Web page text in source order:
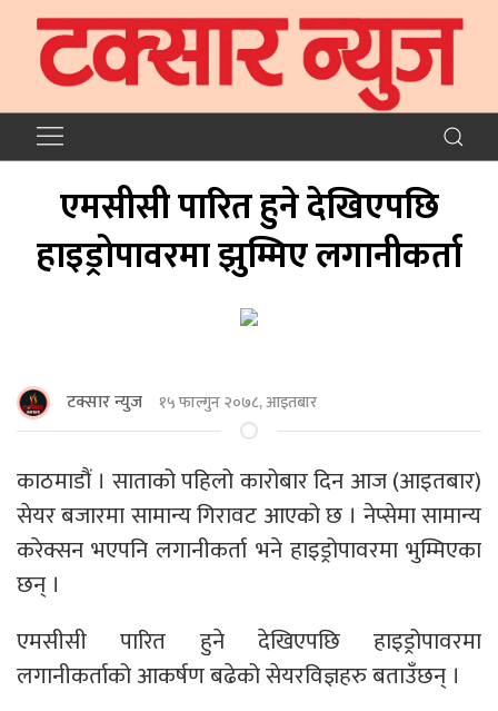
एमसीसी पारित हुने देखिएपछि
हाइड्रोपावरमा झुम्मिए लगानीकर्ता
टक्सार न्युज १५ फाल्गुन २०७८, आइतबार
काठमाडौं । साताको पहिलो कारोबार दिन आज (आइतबार)
सेयर बजारमा सामान्य गिरावट आएको छ । नेप्सेमा सामान्य
करेक्सन भएपनि लगानीकर्ता भने हाइड्रोपावरमा भुम्मिएका
छन् ।
एमसीसी पारित हुने देखिएपछि हाइड्रोपावरमा
लगानीकर्ताको आकर्षण बढेको सेयरविज्ञहरु बताउँछन् ।